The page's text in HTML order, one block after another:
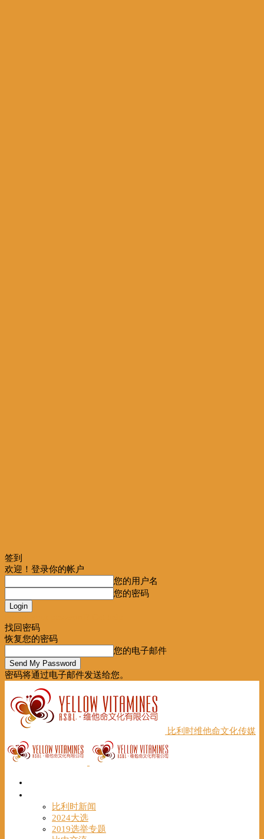
签到
欢迎！登录你的帐户
您的用户名
您的密码
找回密码
恢复您的密码
您的电子邮件
密码将通过电子邮件发送给您。
比利时维他命文化传媒
比利时新闻
2024大选
2019选举专题